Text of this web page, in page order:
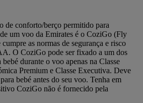
de conforto/berço permitido para
um voo da Emirates é o CoziGo (Fly
as normas de segurança e risco
O CoziGo pode ser fixado a um dos
bebé durante o voo apenas na Classe
Premium e Classe Executiva. Deve
bebé antes do seu voo. Tenha em
CoziGo não é fornecido pela